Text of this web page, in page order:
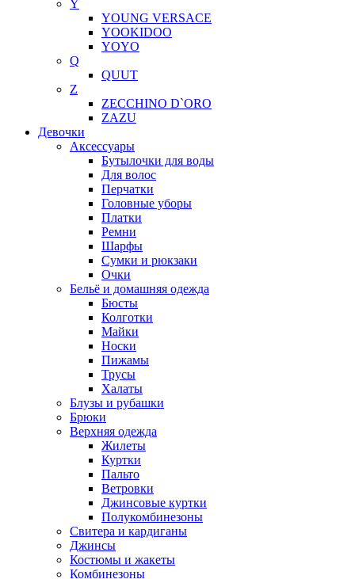
Y
YOUNG VERSACE
YOOKIDOO
YOYO
Q
QUUT
Z
ZECCHINO D`ORO
ZAZU
Девочки
Аксессуары
Бутылочки для воды
Для волос
Перчатки
Головные уборы
Платки
Ремни
Шарфы
Сумки и рюкзаки
Очки
Бельё и домашняя одежда
Бюсты
Колготки
Майки
Носки
Пижамы
Трусы
Халаты
Блузы и рубашки
Брюки
Верхняя одежда
Жилеты
Куртки
Пальто
Ветровки
Джинсовые куртки
Полукомбинезоны
Свитера и кардиганы
Джинсы
Костюмы и жакеты
Комбинезоны